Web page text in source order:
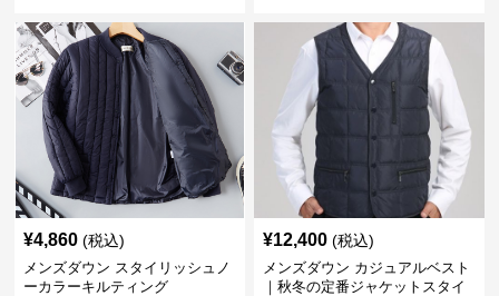
¥4,860 (税込)
メンズダウン スタイリッシュノ
ーカラーキルティング
¥12,400 (税込)
メンズダウン カジュアルベスト
｜秋冬の定番ジャケットスタイ